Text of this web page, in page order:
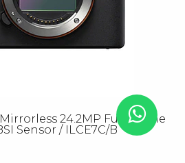
24.2MP Full-Frame
Sensor / ILCE7C/B